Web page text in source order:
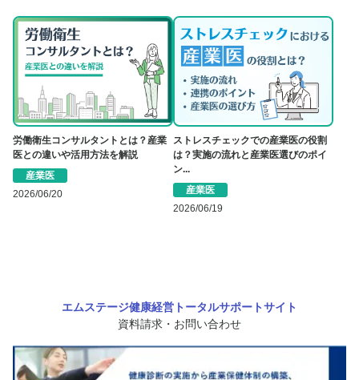
労働衛生コンサルタントとは？産業
医との違いや活用方法を解説
産業医
2026/06/20
ストレスチェックでの産業医の役割
は？実施の流れと産業医選びのポイ
ン...
産業医
2026/06/19
エムステージ健康経営トータルサポートサイト
資料請求・お問い合わせ